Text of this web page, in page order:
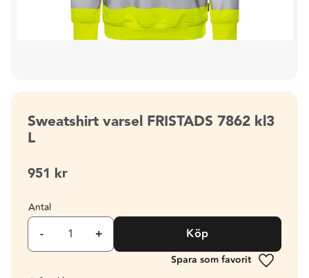
Sweatshirt varsel FRISTADS 7862 kl3
L
951 kr
Antal
+
- Köp
Lägg till